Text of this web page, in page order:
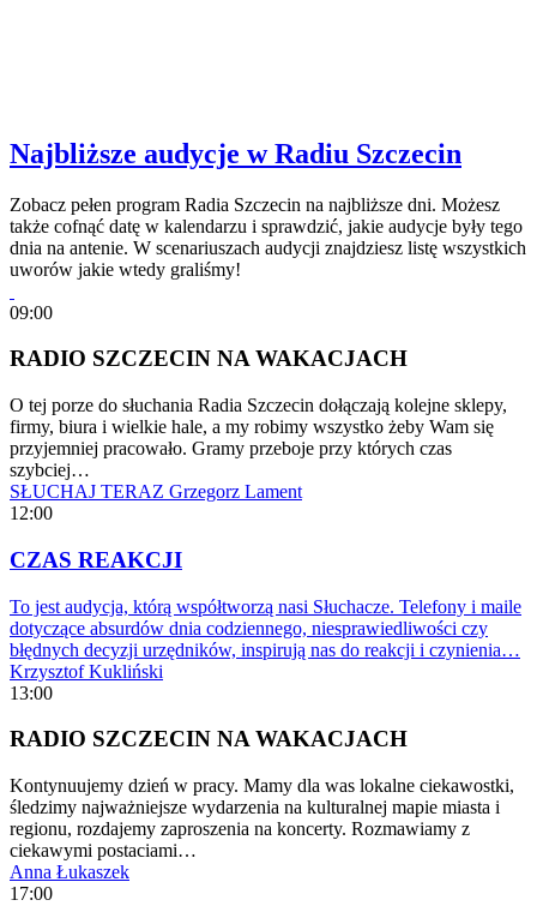
Najbliższe audycje w Radiu Szczecin
Zobacz pełen program Radia Szczecin na najbliższe dni. Możesz
także cofnąć datę w kalendarzu i sprawdzić, jakie audycje były tego
dnia na antenie. W scenariuszach audycji znajdziesz listę wszystkich
uworów jakie wtedy graliśmy!
09:00
RADIO SZCZECIN NA WAKACJACH
O tej porze do słuchania Radia Szczecin dołączają kolejne sklepy,
firmy, biura i wielkie hale, a my robimy wszystko żeby Wam się
przyjemniej pracowało. Gramy przeboje przy których czas
szybciej…
SŁUCHAJ TERAZ Grzegorz Lament
12:00
CZAS REAKCJI
To jest audycja, którą współtworzą nasi Słuchacze. Telefony i maile
dotyczące absurdów dnia codziennego, niesprawiedliwości czy
błędnych decyzji urzędników, inspirują nas do reakcji i czynienia…
Krzysztof Kukliński
13:00
RADIO SZCZECIN NA WAKACJACH
Kontynuujemy dzień w pracy. Mamy dla was lokalne ciekawostki,
śledzimy najważniejsze wydarzenia na kulturalnej mapie miasta i
regionu, rozdajemy zaproszenia na koncerty. Rozmawiamy z
ciekawymi postaciami…
Anna Łukaszek
17:00